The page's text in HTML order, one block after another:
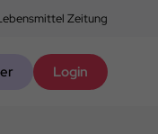
Zeitung
Login